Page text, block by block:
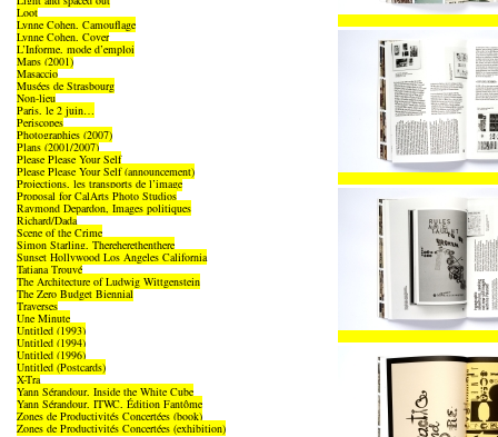
Loot
Lynne Cohen, Camouflage
Lynne Cohen, Cover
L’Informe, mode d’emploi
Maps (2001)
Masaccio
Musées de Strasbourg
Non-lieu
Paris, le 2 juin…
Periscopes
Photographies (2007)
Plans (2001/2007)
Please Please Your Self
Please Please Your Self (announcement)
Projections, les transports de l’image
Proposal for CalArts Photo Studios
Raymond Depardon, Images politiques
Richard/Dada
Scene of the Crime
Simon Starling, Thereherethenthere
Sunset Hollywood Los Angeles California
Tatiana Trouvé
The Architecture of Ludwig Wittgenstein
The Zero Budget Biennial
Traverses
Une Minute
Untitled (1993)
Untitled (1994)
Untitled (1996)
Untitled (Postcards)
X-Tra
Yann Sérandour, Inside the White Cube
Yann Sérandour, ITWC, Édition Fantôme
Zones de Productivités Concertées (book)
Zones de Productivités Concertées (exhibition)